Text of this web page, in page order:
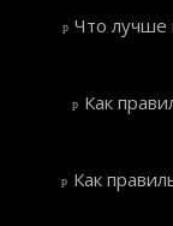
Что лучше
Как
Как